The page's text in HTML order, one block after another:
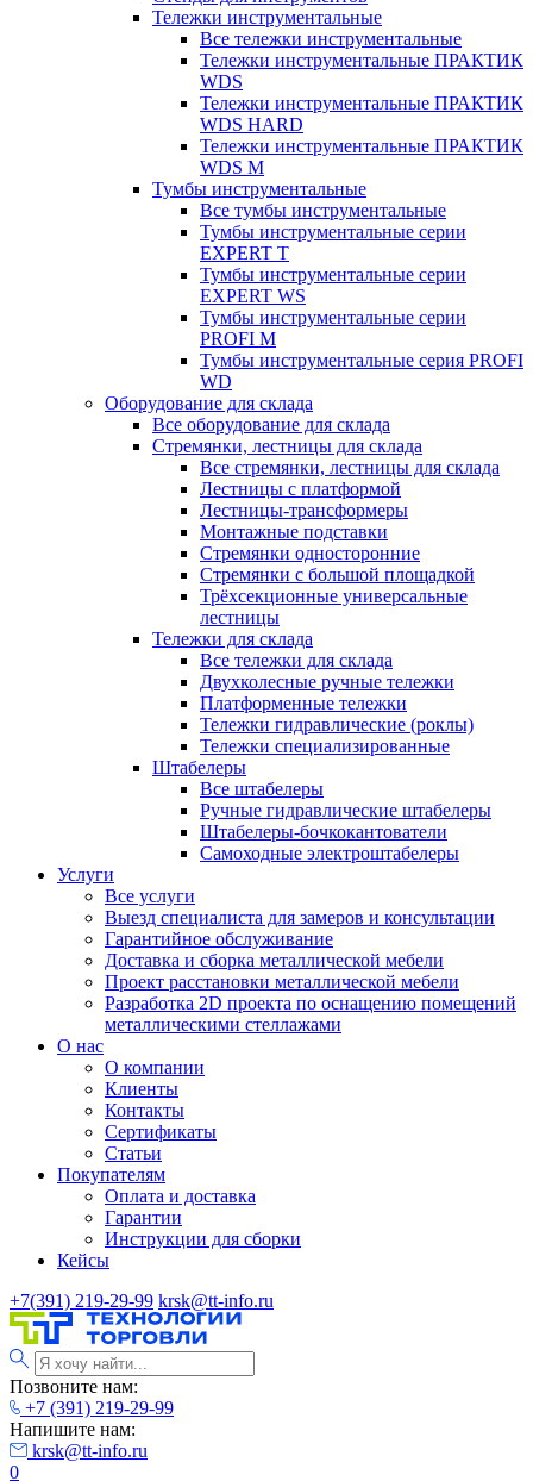
Тележки инструментальные
Все тележки инструментальные
Тележки инструментальные ПРАКТИК
WDS
Тележки инструментальные ПРАКТИК
WDS HARD
Тележки инструментальные ПРАКТИК
WDS M
Тумбы инструментальные
Все тумбы инструментальные
Тумбы инструментальные серии
EXPERT T
Тумбы инструментальные серии
EXPERT WS
Тумбы инструментальные серии
PROFI M
Тумбы инструментальные серия PROFI
WD
Оборудование для склада
Все оборудование для склада
Стремянки, лестницы для склада
Все стремянки, лестницы для склада
Лестницы с платформой
Лестницы-трансформеры
Монтажные подставки
Стремянки односторонние
Стремянки с большой площадкой
Трёхсекционные универсальные
лестницы
Тележки для склада
Все тележки для склада
Двухколесные ручные тележки
Платформенные тележки
Тележки гидравлические (роклы)
Тележки специализированные
Штабелеры
Все штабелеры
Ручные гидравлические штабелеры
Штабелеры-бочкокантователи
Самоходные электроштабелеры
Услуги
Все услуги
Выезд специалиста для замеров и консультации
Гарантийное обслуживание
Доставка и сборка металлической мебели
Проект расстановки металлической мебели
Разработка 2D проекта по оснащению помещений
металлическими стеллажами
О нас
О компании
Клиенты
Контакты
Сертификаты
Статьи
Покупателям
Оплата и доставка
Гарантии
Инструкции для сборки
Кейсы
+7(391) 219-29-99 krsk@tt-info.ru
Позвоните нам:
+7 (391) 219-29-99
Напишите нам:
krsk@tt-info.ru
0